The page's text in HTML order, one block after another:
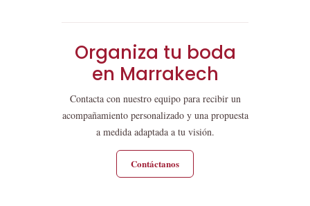
Organiza tu boda
en Marrakech
Contacta con nuestro equipo para recibir un
acompañamiento personalizado y una propuesta
a medida adaptada a tu visión.
Contáctanos